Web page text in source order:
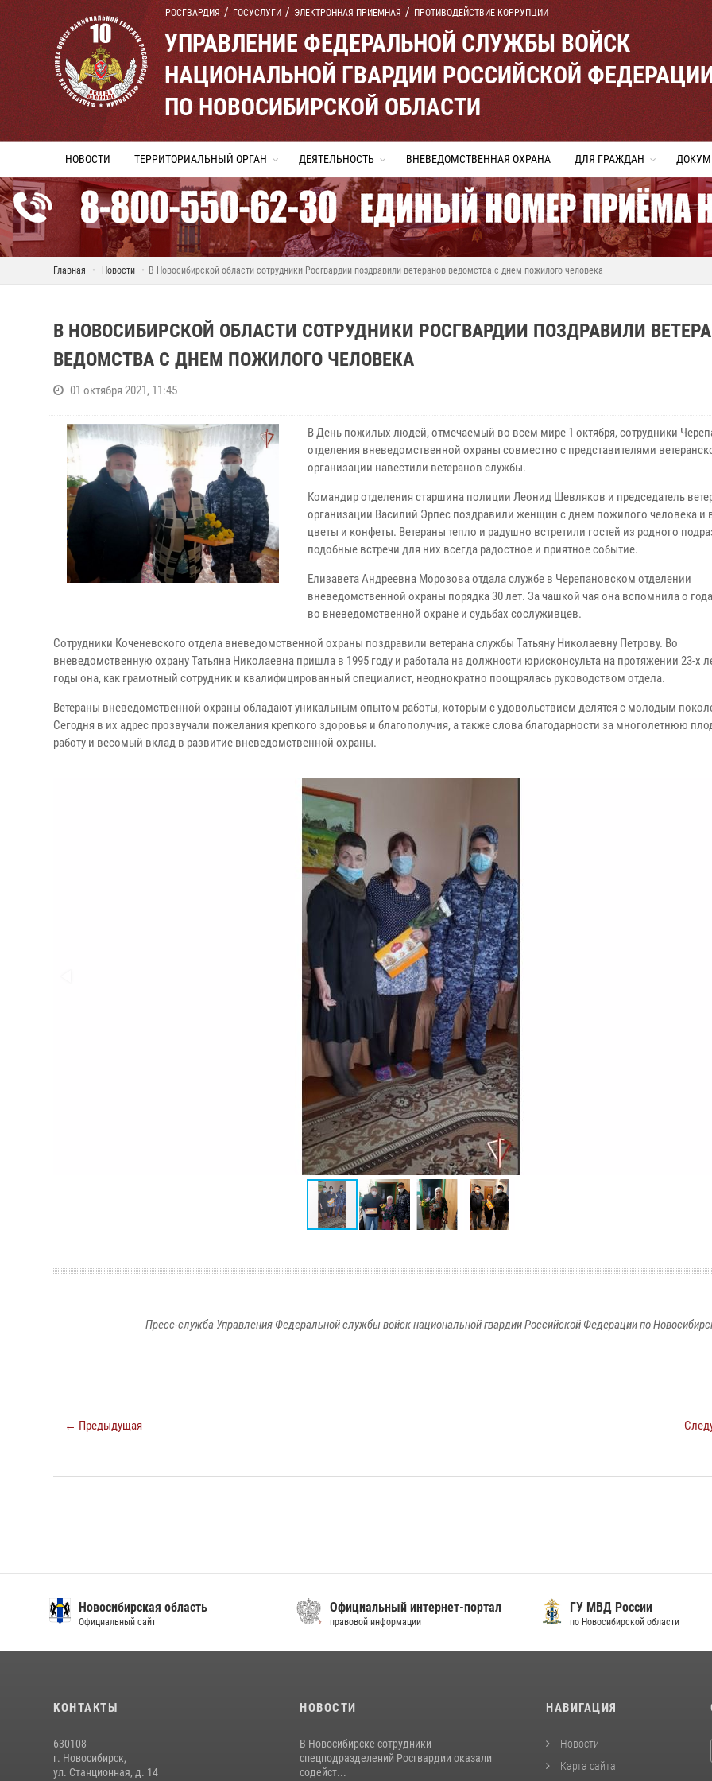
РОСГВАРДИЯ ГОСУСЛУГИ ЭЛЕКТРОННАЯ ПРИЕМНАЯ ПРОТИВОДЕЙСТВИЕ КОРРУПЦИИ
УПРАВЛЕНИЕ ФЕДЕРАЛЬНОЙ СЛУЖБЫ ВОЙСК
НАЦИОНАЛЬНОЙ ГВАРДИИ РОССИЙСКОЙ
ПО НОВОСИБИРСКОЙ ОБЛАСТИ
НОВОСТИ ТЕРРИТОРИАЛЬНЫЙ ОРГАН ДЕЯТЕЛЬНОСТЬ ВНЕВЕДОМСТВЕННАЯ ОХРАНА ДЛЯ ГРАЖДАН
Главная Новости В Новосибирской области сотрудники Росгвардии поздравили ветеранов ведомства с днем пожилого человека
В НОВОСИБИРСКОЙ ОБЛАСТИ СОТРУДНИКИ РОСГВАРДИИ ПОЗДРАВИЛИ
ВЕДОМСТВА С ДНЕМ ПОЖИЛОГО ЧЕЛОВЕКА
01 октября 2021, 11:45
В День пожилых людей, отмечаемый во всем мире 1 октября, сотрудники
отделения вневедомственной охраны совместно с представителями
организации навестили ветеранов службы.
Командир отделения старшина полиции Леонид Шевляков и председатель
организации Василий Эрпес поздравили женщин с днем пожилого человека и
цветы и конфеты. Ветераны тепло и радушно встретили гостей из родного
подобные встречи для них всегда радостное и приятное событие.
Елизавета Андреевна Морозова отдала службе в Черепановском отделении
вневедомственной охраны порядка 30 лет. За чашкой чая она вспомнила о
во вневедомственной охране и судьбах сослуживцев.
Сотрудники Коченевского отдела вневедомственной охраны поздравили ветерана службы Татьяну Николаевну Петрову. Во
вневедомственную охрану Татьяна Николаевна пришла в 1995 году и работала на должности юрисконсульта на протяжении 23-х
годы она, как грамотный сотрудник и квалифицированный специалист, неоднократно поощрялась руководством отдела.
Ветераны вневедомственной охраны обладают уникальным опытом работы, которым с удовольствием делятся с молодым
Сегодня в их адрес прозвучали пожелания крепкого здоровья и благополучия, а также слова благодарности за многолетнюю
работу и весомый вклад в развитие вневедомственной охраны.
Пресс-служба Управления Федеральной службы войск национальной гвардии Российской Федерации по
← Предыдущая
Новосибирская область
Официальный сайт
Официальный интернет-портал
правовой информации
ГУ МВД России
по Новосибирской области
КОНТАКТЫ
630108
г. Новосибирск,
ул. Станционная, д. 14
НОВОСТИ
В Новосибирске сотрудники
спецподразделений Росгвардии оказали
содейст...
НАВИГАЦИЯ
Новости
Карта сайта